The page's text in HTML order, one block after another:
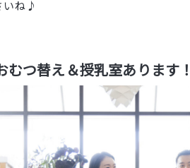
いね♪
むつ替え＆授乳室あります！